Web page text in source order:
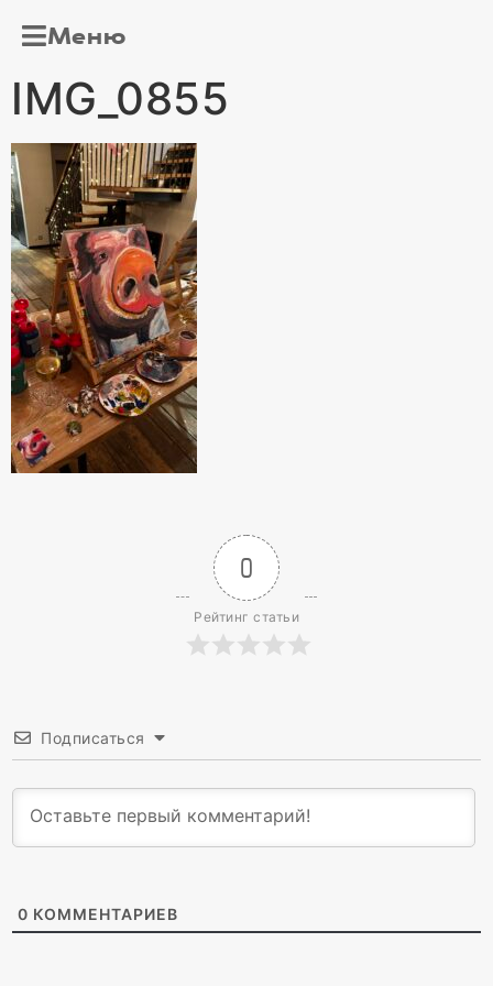
Меню
IMG_0855
0
Рейтинг статьи
Подписаться
0 КОММЕНТАРИЕВ